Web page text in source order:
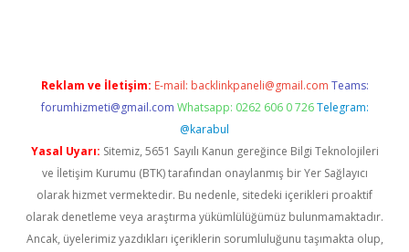
Reklam ve İletişim: E-mail: backlinkpaneli@gmail.com Teams:
forumhizmeti@gmail.com Whatsapp: 0262 606 0 726 Telegram:
@karabul
Yasal Uyarı: Sitemiz, 5651 Sayılı Kanun gereğince Bilgi Teknolojileri
ve İletişim Kurumu (BTK) tarafından onaylanmış bir Yer Sağlayıcı
olarak hizmet vermektedir. Bu nedenle, sitedeki içerikleri proaktif
olarak denetleme veya araştırma yükümlülüğümüz bulunmamaktadır.
Ancak, üyelerimiz yazdıkları içeriklerin sorumluluğunu taşımakta olup,